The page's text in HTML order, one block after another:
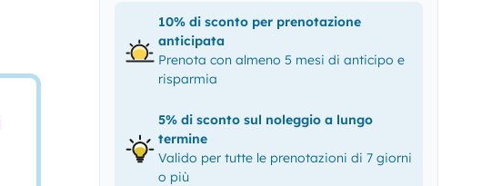
10% di sconto per prenotazione
anticipata
Prenota con almeno 5 mesi di anticipo e
risparmia
5% di sconto sul noleggio a lungo
termine
Valido per tutte le prenotazioni di 7 giorni
o più